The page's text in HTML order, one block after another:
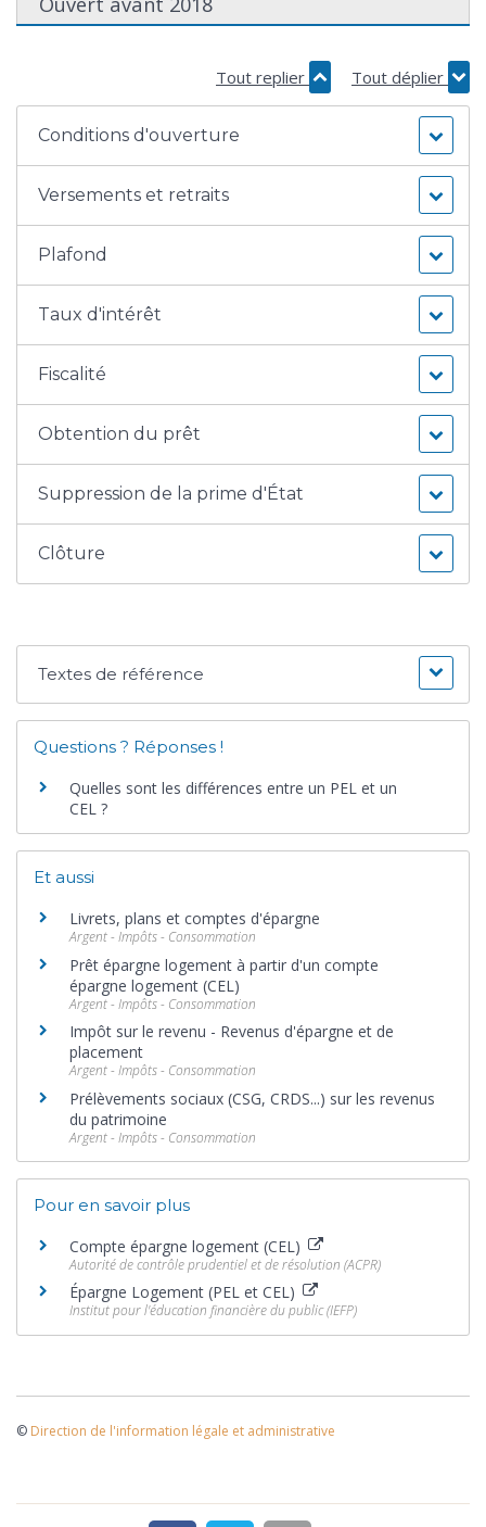
Tout replier Tout déplier
Conditions d'ouverture
Versements et retraits
Plafond
Taux d'intérêt
Fiscalité
Obtention du prêt
Suppression de la prime d'État
Clôture
Textes de référence
Questions ? Réponses !
Quelles sont les différences entre un PEL et un
CEL ?
Et aussi
Livrets, plans et comptes d'épargne
Argent - Impôts - Consommation
Prêt épargne logement à partir d'un compte
épargne logement (CEL)
Argent - Impôts - Consommation
Impôt sur le revenu - Revenus d'épargne et de
placement
Argent - Impôts - Consommation
Prélèvements sociaux (CSG, CRDS...) sur les revenus
du patrimoine
Argent - Impôts - Consommation
Pour en savoir plus
Compte épargne logement (CEL)
Autorité de contrôle prudentiel et de résolution (ACPR)
Épargne Logement (PEL et CEL)
Institut pour l'éducation financière du public (IEFP)
© Direction de l'information légale et administrative